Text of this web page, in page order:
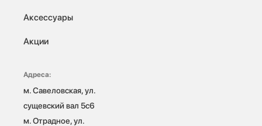
Аксессуары
Акции
Адреса:
м. Савеловская, ул.
сущевский вал 5с6
м. Отрадное, ул.